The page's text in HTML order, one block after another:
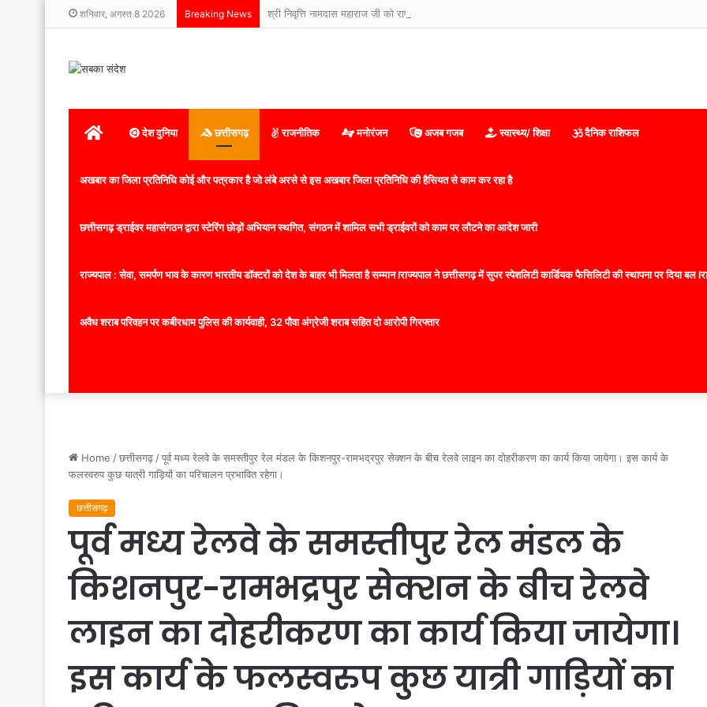
शनिवार, अगस्त 8 2026 Breaking News श्री निवृत्ति नामदास महाराज जी को राष्ट्रीय संरक्षक बनाए जाने पर देशभर से बधाइयों का तांता
होम देश दुनिया छत्तीसगढ़ राजनीतिक मनोरंजन अजब गजब स्वास्थ्य/ शिक्षा दैनिक राशिफल
अखबार का जिला प्रतिनिधि कोई और पत्रकार है जो लंबे अरसे से इस अखबार जिला प्रतिनिधि की हैसियत से काम कर रहा है
छत्तीसगढ़ ड्राईवर महासंगठन द्वारा स्टेरिंग छोड़ों अभियान स्थगित, संगठन में शामिल सभी ड्राईवरों को काम पर लौटने का आदेश जारी
राज्यपाल : सेवा, समर्पण भाव के कारण भारतीय डॉक्टरों को देश के बाहर भी मिलता है सम्मान lराज्यपाल ने छत्तीसगढ़ में सुपर स्पेशलिटी कार्डियक फैसिलिटी की स्थापना पर दिया
अवैध शराब परिवहन पर कबीरधाम पुलिस की कार्यवाही, 32 पौवा अंग्रेजी शराब सहित दो आरोपी गिरफ्तार
Home /छत्तीसगढ़ /पूर्व मध्य रेलवे के समस्तीपुर रेल मंडल के किशनपुर-रामभद्रपुर सेक्शन के बीच रेलवे लाइन का दोहरीकरण का कार्य किया जायेगा। इस कार्य के
फलस्वरुप कुछ यात्री गाड़ियों का परिचालन प्रभावित रहेगा।
छत्तीसगढ़
पूर्व मध्य रेलवे के समस्तीपुर रेल मंडल के
किशनपुर-रामभद्रपुर सेक्शन के बीच रेलवे
लाइन का दोहरीकरण का कार्य किया जायेगा।
इस कार्य के फलस्वरुप कुछ यात्री गाड़ियों का